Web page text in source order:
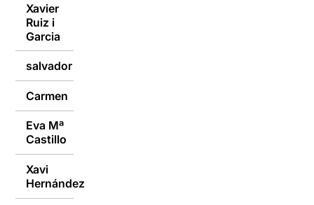
Xavier
Ruiz i
Garcia
salvador
Carmen
Eva Mª
Castillo
Xavi
Hernández